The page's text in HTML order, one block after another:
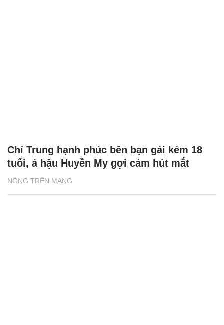
NÓNG TRÊN MẠNG
Chí Trung hạnh phúc bên bạn gái kém 18
tuổi, á hậu Huyền My gợi cảm hút mắt